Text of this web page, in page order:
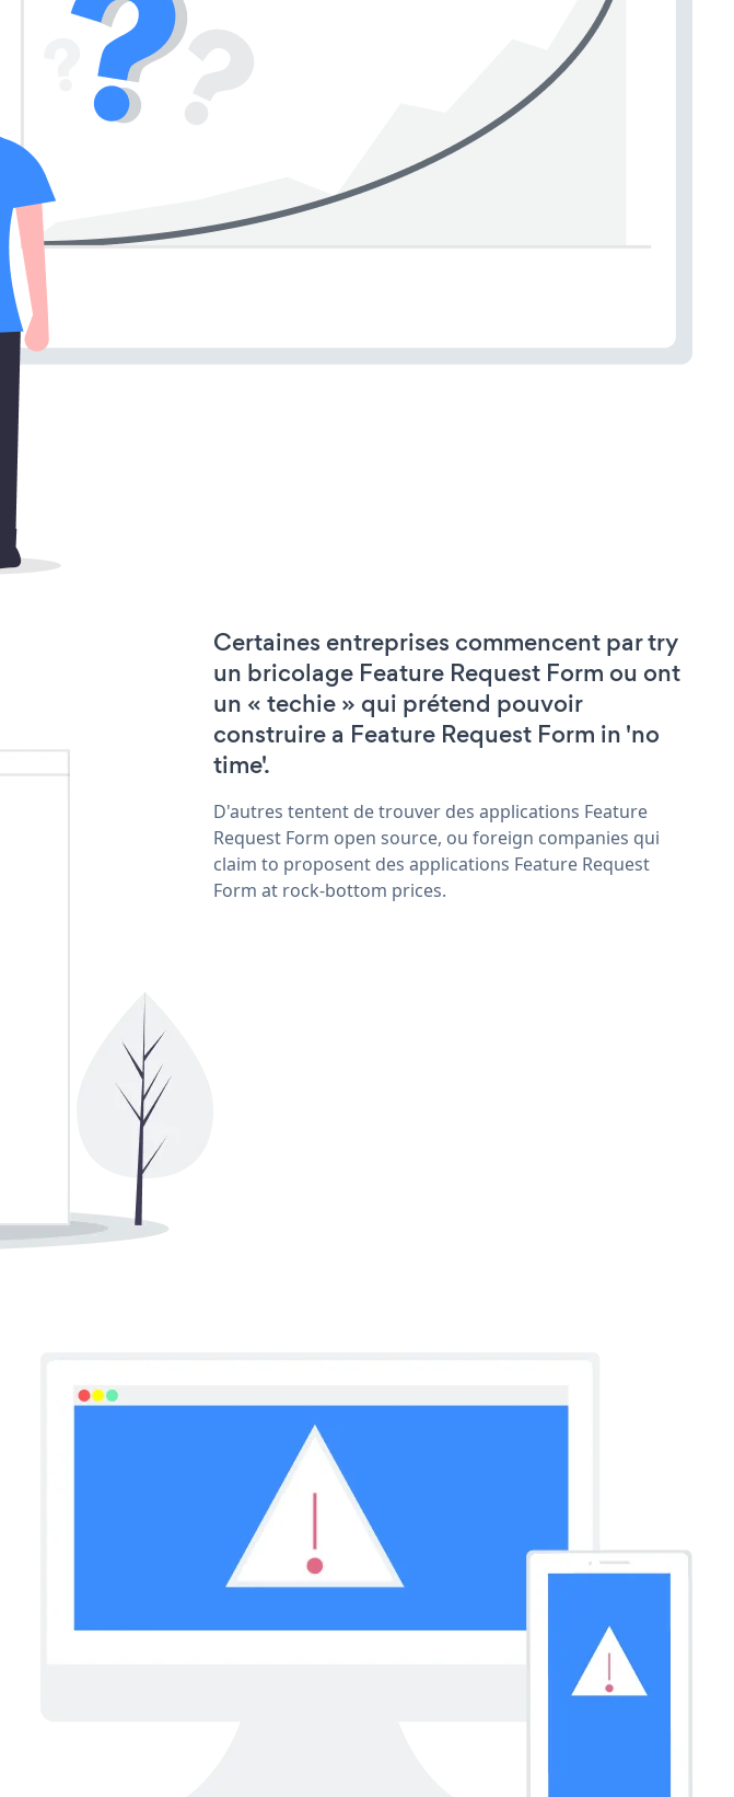
Certaines entreprises commencent par try
un bricolage Feature Request Form ou ont
un « techie » qui prétend pouvoir
construire a Feature Request Form in 'no
time'.
D'autres tentent de trouver des applications Feature
Request Form open source, ou foreign companies qui
claim to proposent des applications Feature Request
Form at rock-bottom prices.